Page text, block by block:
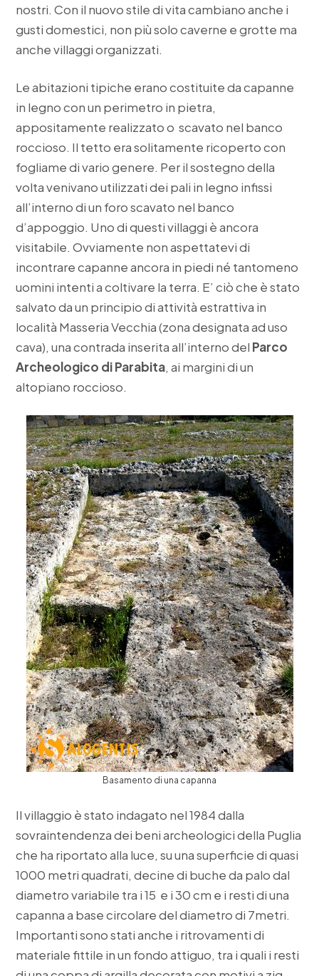
nostri. Con il nuovo stile di vita cambiano anche i
gusti domestici, non più solo caverne e grotte ma
anche villaggi organizzati.
Le abitazioni tipiche erano costituite da capanne
in legno con un perimetro in pietra,
appositamente realizzato o scavato nel banco
roccioso. Il tetto era solitamente ricoperto con
fogliame di vario genere. Per il sostegno della
volta venivano utilizzati dei pali in legno infissi
all’interno di un foro scavato nel banco
d’appoggio. Uno di questi villaggi è ancora
visitabile. Ovviamente non aspettatevi di
incontrare capanne ancora in piedi né tantomeno
uomini intenti a coltivare la terra. E’ ciò che è stato
salvato da un principio di attività estrattiva in
località Masseria Vecchia (zona designata ad uso
cava), una contrada inserita all’interno del Parco
Archeologico di Parabita, ai margini di un
altopiano roccioso.
Basamento di una capanna
Il villaggio è stato indagato nel 1984 dalla
sovraintendenza dei beni archeologici della Puglia
che ha riportato alla luce, su una superficie di quasi
1000 metri quadrati, decine di buche da palo dal
diametro variabile tra i 15 e i 30 cm e i resti di una
capanna a base circolare del diametro di 7metri.
Importanti sono stati anche i ritrovamenti di
materiale fittile in un fondo attiguo, tra i quali i resti